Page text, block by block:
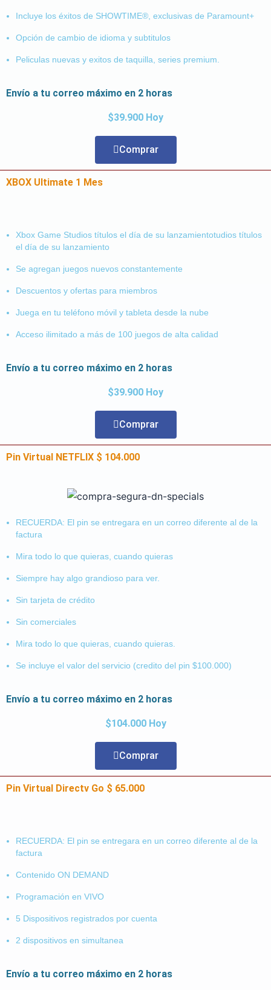
Incluye los éxitos de SHOWTIME®, exclusivas de Paramount+
Opción de cambio de idioma y subtitulos
Peliculas nuevas y exitos de taquilla, series premium.
Envío a tu correo máximo en 2 horas
$39.900 Hoy
Comprar
XBOX Ultimate 1 Mes
Xbox Game Studios títulos el día de su lanzamientotudios títulos
el día de su lanzamiento
Se agregan juegos nuevos constantemente
Descuentos y ofertas para miembros
Juega en tu teléfono móvil y tableta desde la nube
Acceso ilimitado a más de 100 juegos de alta calidad
Envío a tu correo máximo en 2 horas
$39.900 Hoy
Comprar
Pin Virtual NETFLIX $ 104.000
RECUERDA: El pin se entregara en un correo diferente al de la
factura
Mira todo lo que quieras, cuando quieras
Siempre hay algo grandioso para ver.
Sin tarjeta de crédito
Sin comerciales
Mira todo lo que quieras, cuando quieras.
Se incluye el valor del servicio (credito del pin $100.000)
Envío a tu correo máximo en 2 horas
$104.000 Hoy
Comprar
Pin Virtual Directv Go $ 65.000
RECUERDA: El pin se entregara en un correo diferente al de la
factura
Contenido ON DEMAND
Programación en VIVO
5 Dispositivos registrados por cuenta
2 dispositivos en simultanea
Envío a tu correo máximo en 2 horas